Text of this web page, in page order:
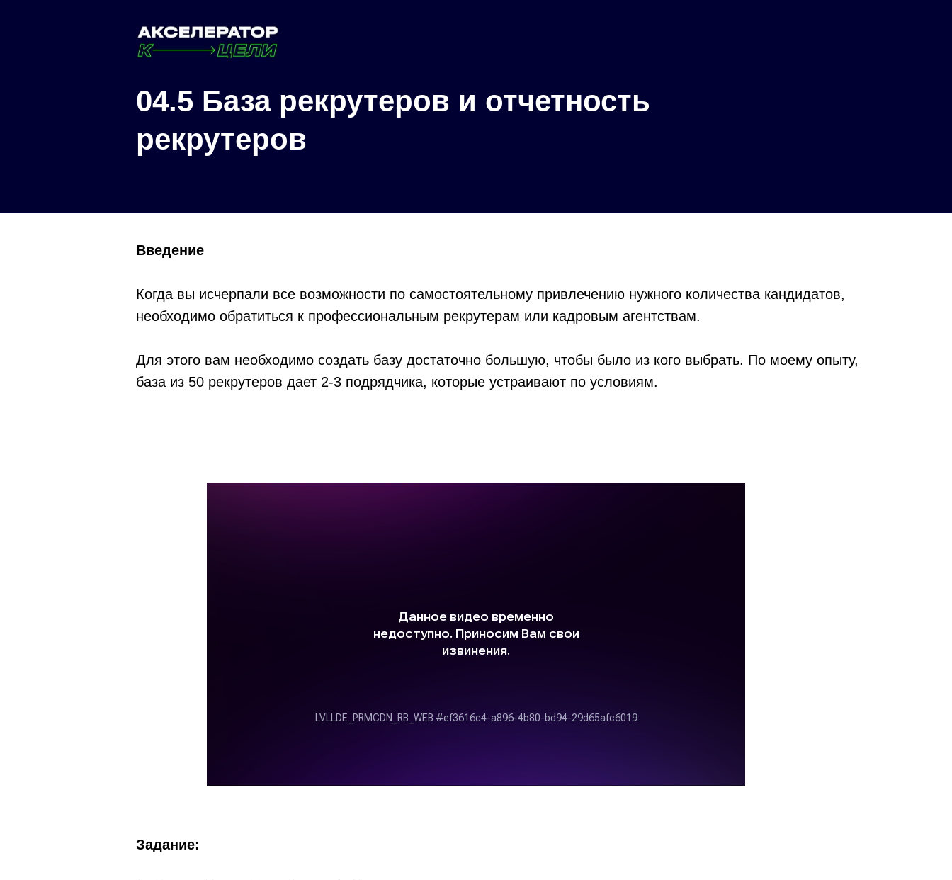
04.5 База рекрутеров и отчетность
рекрутеров
Введение
Когда вы исчерпали все возможности по самостоятельному привлечению нужного количества кандидатов,
необходимо обратиться к профессиональным рекрутерам или кадровым агентствам.
Для этого вам необходимо создать базу достаточно большую, чтобы было из кого выбрать. По моему опыту,
база из 50 рекрутеров дает 2-3 подрядчика, которые устраивают по условиям.
Задание: